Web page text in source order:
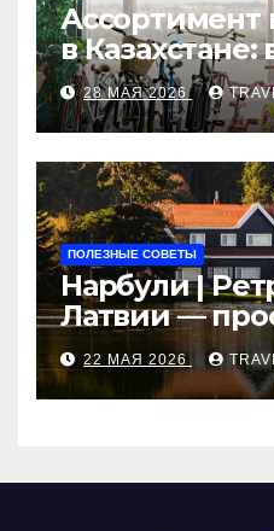
Ассортимент
в Казахстане:
детские и
модели,
категории и
рассрочки
28 МАЯ 2026
ПОЛЕЗНЫЕ СОВЕТЫ
Нарбули |
Латвии —
для
22 МАЯ 2026